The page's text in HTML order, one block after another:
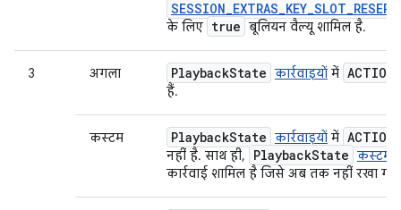
के लिए true बूलियन वैल्यू शामिल है.
3 अगला PlaybackState कार्रवाइयों में ACTION
हैं.
कस्टम PlaybackState कार्रवाइयों में ACTION
नहीं है. साथ ही, PlaybackState कस्टम
कार्रवाई शामिल है जिसे अब तक नहीं रखा